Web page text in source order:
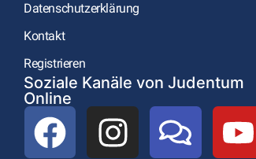
Datenschutzerklärung
Kontakt
Registrieren
Soziale Kanäle von Judentum
Online